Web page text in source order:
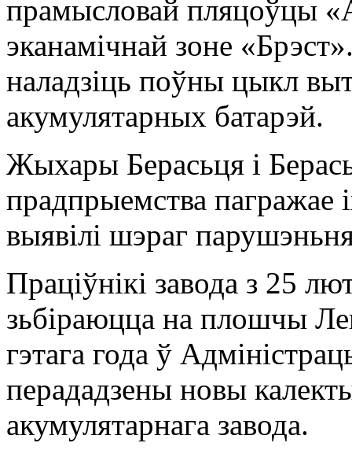
прамысловай пляцоўцы
эканамічнай зоне
наладзіць поўны цыкл
акумулятарных батарэй.
Жыхары Берасьця і
прадпрыемства пагражае
выявілі шэраг
Праціўнікі завода з 25
зьбіраюцца на плошчы
гэтага года ў
перададзены новы
акумулятарнага завода.